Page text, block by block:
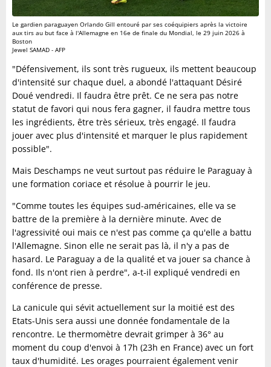
Le gardien paraguayen Orlando Gill entouré par ses coéquipiers après la victoire
aux tirs au but face à l'Allemagne en 16e de finale du Mondial, le 29 juin 2026 à
Boston
Jewel SAMAD - AFP
"Défensivement, ils sont très rugueux, ils mettent beaucoup
d'intensité sur chaque duel, a abondé l'attaquant Désiré
Doué vendredi. Il faudra être prêt. Ce ne sera pas notre
statut de favori qui nous fera gagner, il faudra mettre tous
les ingrédients, être très sérieux, très engagé. Il faudra
jouer avec plus d'intensité et marquer le plus rapidement
possible".
Mais Deschamps ne veut surtout pas réduire le Paraguay à
une formation coriace et résolue à pourrir le jeu.
"Comme toutes les équipes sud-américaines, elle va se
battre de la première à la dernière minute. Avec de
l'agressivité oui mais ce n'est pas comme ça qu'elle a battu
l'Allemagne. Sinon elle ne serait pas là, il n'y a pas de
hasard. Le Paraguay a de la qualité et va jouer sa chance à
fond. Ils n'ont rien à perdre", a-t-il expliqué vendredi en
conférence de presse.
La canicule qui sévit actuellement sur la moitié est des
Etats-Unis sera aussi une donnée fondamentale de la
rencontre. Le thermomètre devrait grimper à 36° au
moment du coup d'envoi à 17h (23h en France) avec un fort
taux d'humidité. Les orages pourraient également venir